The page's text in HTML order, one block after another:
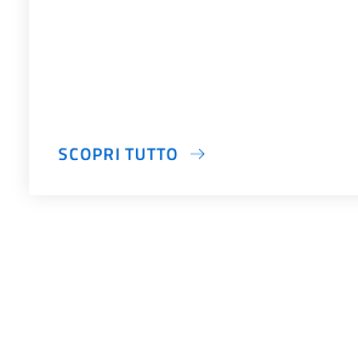
SCOPRI TUTTO